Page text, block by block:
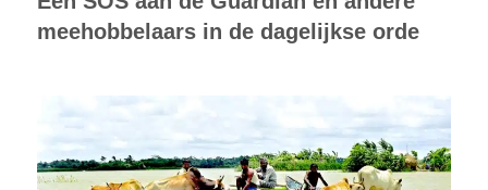
meehobbelaars in de dagelijkse orde